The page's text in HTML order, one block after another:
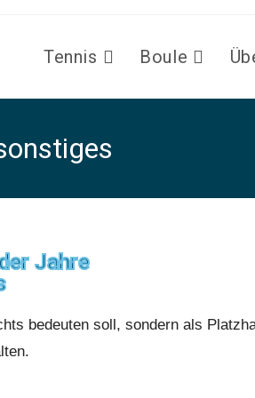
Tennis Boule
Jahre
bedeuten soll, sondern als